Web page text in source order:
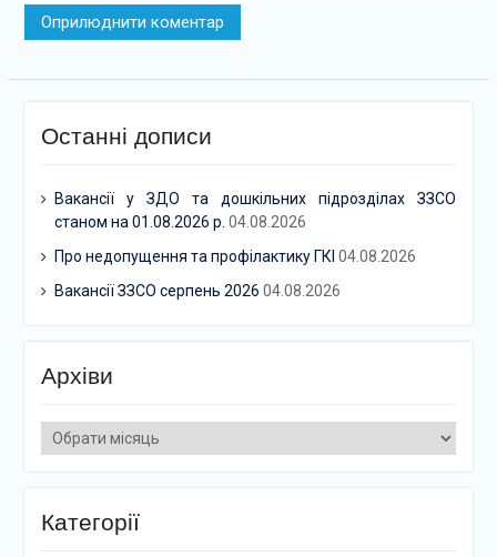
Останні дописи
Вакансії у ЗДО та дошкільних підрозділах ЗЗСО
станом на 01.08.2026 р. 04.08.2026
Про недопущення та профілактику ГКІ 04.08.2026
Вакансії ЗЗСО серпень 2026 04.08.2026
Архіви
Архіви
Категорії